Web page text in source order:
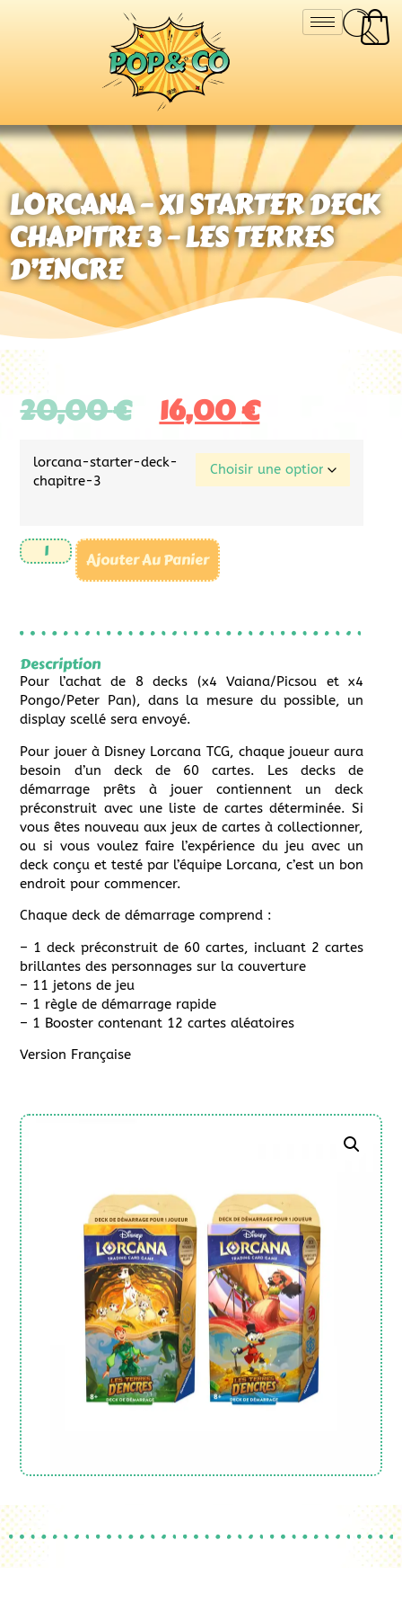
LORCANA – X1 STARTER DECK
CHAPITRE 3 – LES TERRES
D’ENCRE
20,00€ 16,00€
lorcana-starter-deck-
chapitre-3
Ajouter Au Panier
Description
Pour l’achat de 8 decks (x4 Vaiana/Picsou et x4
Pongo/Peter Pan), dans la mesure du possible, un
display scellé sera envoyé.
Pour jouer à Disney Lorcana TCG, chaque joueur aura
besoin d’un deck de 60 cartes. Les decks de
démarrage prêts à jouer contiennent un deck
préconstruit avec une liste de cartes déterminée. Si
vous êtes nouveau aux jeux de cartes à collectionner,
ou si vous voulez faire l’expérience du jeu avec un
deck conçu et testé par l’équipe Lorcana, c’est un bon
endroit pour commencer.
Chaque deck de démarrage comprend :
– 1 deck préconstruit de 60 cartes, incluant 2 cartes
brillantes des personnages sur la couverture
– 11 jetons de jeu
– 1 règle de démarrage rapide
– 1 Booster contenant 12 cartes aléatoires
Version Française